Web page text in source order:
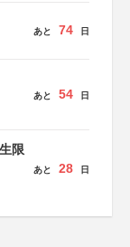
あと 74 日
あと 54 日
限
あと 28 日